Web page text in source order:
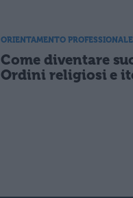
ORIENTAMENTO PROFESSIONALE
Come diventare
Ordini religiosi e